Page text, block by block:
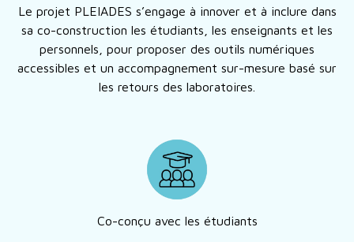
Le projet PLEIADES s’engage à innover et à inclure dans
sa co-construction les étudiants, les enseignants et les
personnels, pour proposer des outils numériques
accessibles et un accompagnement sur-mesure basé sur
les retours des laboratoires.
Co-conçu avec les étudiants